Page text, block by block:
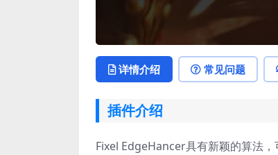
详情介绍 常见问题
插件介绍
Fixel EdgeHancer具有新颖的算法